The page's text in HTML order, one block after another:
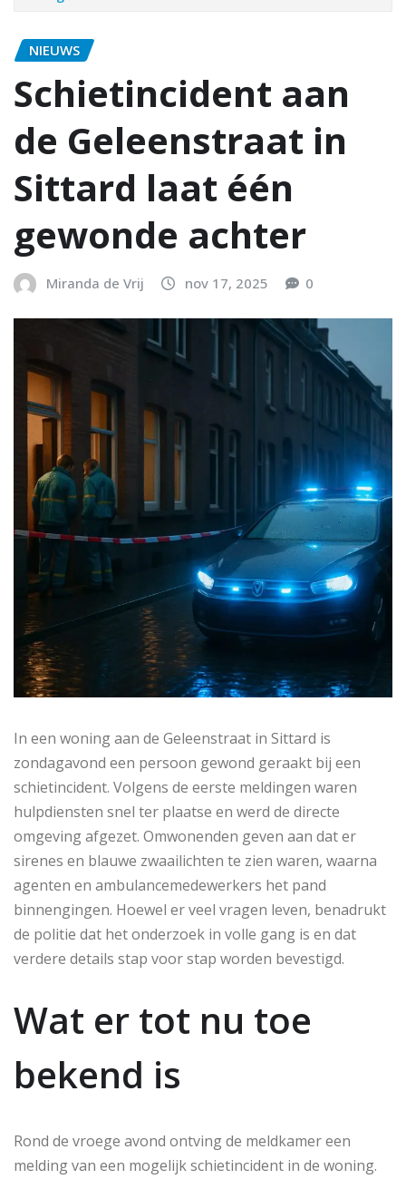
NIEUWS
Schietincident aan
de Geleenstraat in
Sittard laat één
gewonde achter
Miranda de Vrij nov 17, 2025 0
In een woning aan de Geleenstraat in Sittard is
zondagavond een persoon gewond geraakt bij een
schietincident. Volgens de eerste meldingen waren
hulpdiensten snel ter plaatse en werd de directe
omgeving afgezet. Omwonenden geven aan dat er
sirenes en blauwe zwaailichten te zien waren, waarna
agenten en ambulancemedewerkers het pand
binnengingen. Hoewel er veel vragen leven, benadrukt
de politie dat het onderzoek in volle gang is en dat
verdere details stap voor stap worden bevestigd.
Wat er tot nu toe
bekend is
Rond de vroege avond ontving de meldkamer een
melding van een mogelijk schietincident in de woning.